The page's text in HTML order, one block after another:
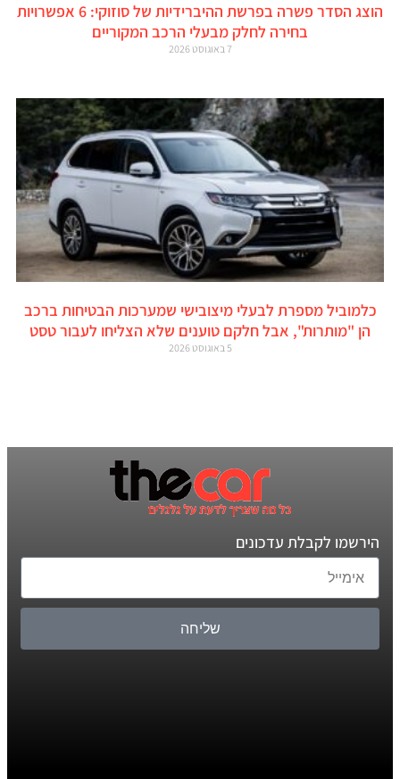
הוצג הסדר פשרה בפרשת ההיברידיות של סוזוקי: 6 אפשרויות
בחירה לחלק מבעלי הרכב המקוריים
7 באוגוסט 2026
כלמוביל מספרת לבעלי מיצובישי שמערכות הבטיחות ברכב
הן "מותרות", אבל חלקם טוענים שלא הצליחו לעבור טסט
5 באוגוסט 2026
הירשמו לקבלת עדכונים
שליחה